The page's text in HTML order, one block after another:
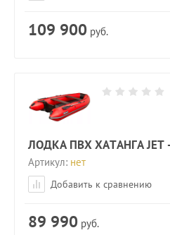
109 900 руб.
ЛОДКА ПВХ ХАТАНГА
Артикул: нет
Добавить к сравнению
89 990 руб.